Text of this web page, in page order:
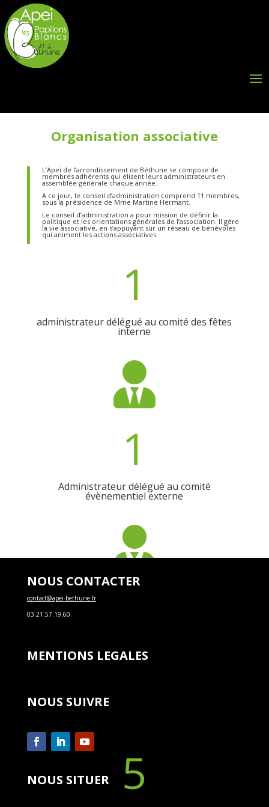
Organisation associative
L’Apei de l’arrondissement de Béthune se compose de
membres adhérents qui élisent leurs administrateurs en
assemblée générale chaque année.
A ce jour, le conseil d’administration comprend 11 membres,
sous la présidence de Mme Martine Hermant.
Le conseil d’administration a pour mission de définir la
politique et les orientations générales de l’association. Il gère
la vie associative, en s’appuyant sur un réseau de bénévoles
qui animent les actions associatives.
1
administrateur délégué au comité des fêtes
interne

1
Administrateur délégué au comité
évènementiel externe

Bénévoles

5
NOUS CONTACTER
contact@apei-bethune.fr
03.21.57.19.60
MENTIONS LEGALES
NOUS SUIVRE
NOUS SITUER